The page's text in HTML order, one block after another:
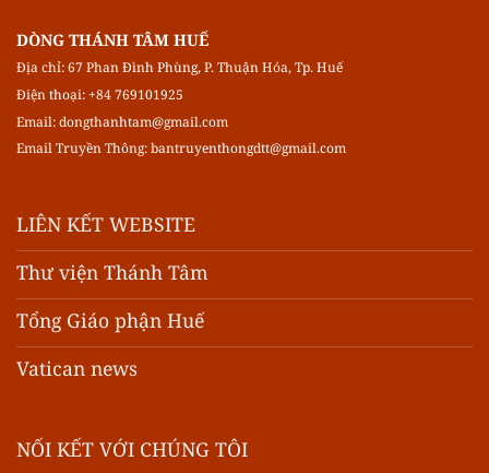
DÒNG THÁNH TÂM HUẾ
Địa chỉ: 67 Phan Đình Phùng, P. Thuận Hóa, Tp. Huế
Điện thoại: +84 769101925
Email:dongthanhtam@gmail.com
Email Truyền Thông:bantruyenthongdtt@gmail.com
LIÊN KẾT WEBSITE
Thư viện Thánh Tâm
Tổng Giáo phận Huế
Vatican news
NỐI KẾT VỚI CHÚNG TÔI